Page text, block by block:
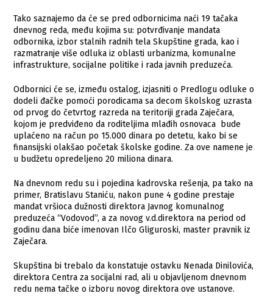
Tako saznajemo da će se pred odbornicima naći 19 tačaka
dnevnog reda, među kojima su: potvrđivanje mandata
odbornika, izbor stalnih radnih tela Skupštine grada, kao i
razmatranje više odluka iz oblasti urbanizma, komunalne
infrastrukture, socijalne politike i rada javnih preduzeća.
Odbornici će se, između ostalog, izjasniti o Predlogu odluke o
dodeli đačke pomoći porodicama sa decom školskog uzrasta
od prvog do četvrtog razreda na teritoriji grada Zaječara,
kojom je predviđeno da roditeljima mlađih osnovaca bude
uplaćeno na račun po 15.000 dinara po detetu, kako bi se
finansijski olakšao početak školske godine. Za ove namene je
u budžetu opredeljeno 20 miliona dinara.
Na dnevnom redu su i pojedina kadrovska rešenja, pa tako na
primer, Bratislavu Staniću, nakon pune 4 godine prestaje
mandat vršioca dužnosti direktora Javnog komunalnog
preduzeća “Vodovod”, a za novog v.d.direktora na period od
godinu dana biće imenovan Ilčo Gliguroski, master pravnik iz
Zaječara.
Skupština bi trebalo da konstatuje ostavku Nenada Dinilovića,
direktora Centra za socijalni rad, ali u objavljenom dnevnom
redu nema tačke o izboru novog direktora ove ustanove.